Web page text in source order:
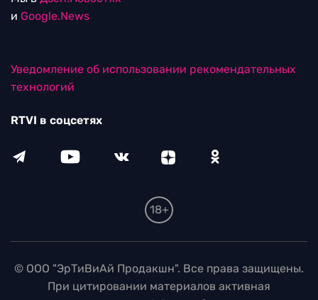
и Google.News
Уведомление об использовании рекомендательных
технологий
RTVI в соцсетях
18+
© ООО "ЭрТиВиАй Продакшн". Все права защищены.
При цитировании материалов активная